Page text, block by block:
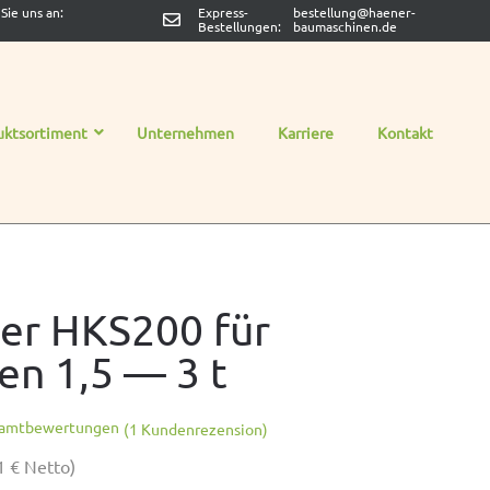
uns an:
Express-
Bestellungen:
bestellung@haener-
baumaschinen.de
Unternehmen Karriere Kontakt
HKS200 für
1,5 — 3 t
(1 Kundenrezension)
€ Netto)